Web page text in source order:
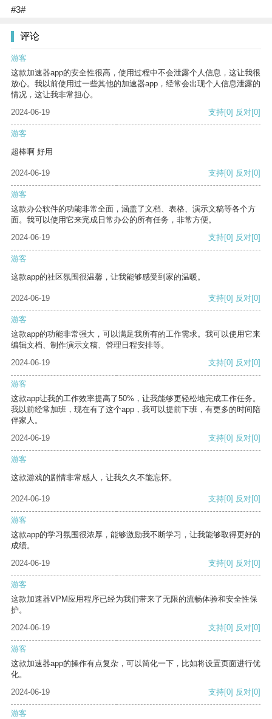
#3#
评论
游客
这款加速器app的安全性很高，使用过程中不会泄露个人信息，这让我很
放心。我以前使用过一些其他的加速器app，经常会出现个人信息泄露的
情况，这让我非常担心。
2024-06-19
支持[0] 反对[0]
游客
超棒啊 好用
2024-06-19 支持[0] 反对[0]
游客
这款办公软件的功能非常全面，涵盖了文档、表格、演示文稿等各个方
面。我可以使用它来完成日常办公的所有任务，非常方便。
2024-06-19
支持[0] 反对[0]
游客
这款app的社区氛围很温馨，让我能够感受到家的温暖。
2024-06-19 支持[0] 反对[0]
游客
这款app的功能非常强大，可以满足我所有的工作需求。我可以使用它来
编辑文档、制作演示文稿、管理日程安排等。
2024-06-19
支持[0] 反对[0]
游客
这款app让我的工作效率提高了50%，让我能够更轻松地完成工作任务。
我以前经常加班，现在有了这个app，我可以提前下班，有更多的时间陪
伴家人。
2024-06-19
支持[0] 反对[0]
游客
这款游戏的剧情非常感人，让我久久不能忘怀。
2024-06-19 支持[0] 反对[0]
游客
这款app的学习氛围很浓厚，能够激励我不断学习，让我能够取得更好的
成绩。
2024-06-19
支持[0] 反对[0]
游客
这款加速器VPM应用程序已经为我们带来了无限的流畅体验和安全性保
护。
2024-06-19
支持[0] 反对[0]
游客
这款加速器app的操作有点复杂，可以简化一下，比如将设置页面进行优
化。
2024-06-19
支持[0] 反对[0]
游客